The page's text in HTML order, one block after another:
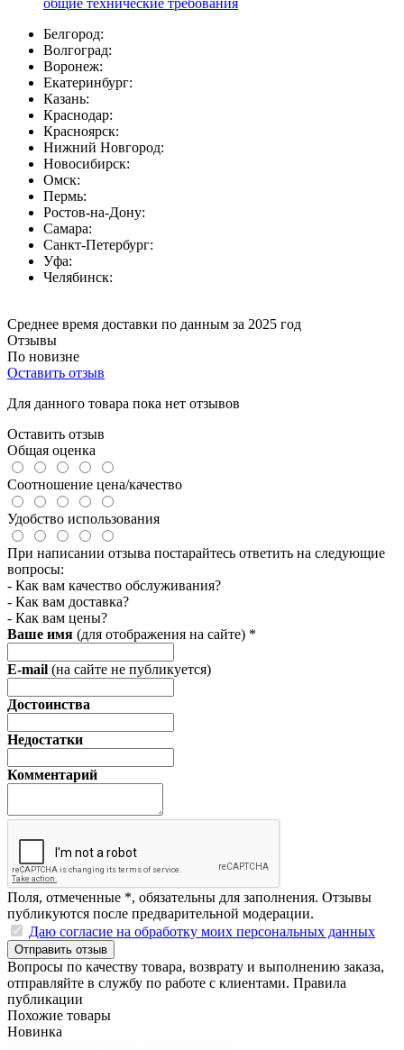
общие технические требования
Белгород:
Волгоград:
Воронеж:
Екатеринбург:
Казань:
Краснодар:
Красноярск:
Нижний Новгород:
Новосибирск:
Омск:
Пермь:
Ростов-на-Дону:
Самара:
Санкт-Петербург:
Уфа:
Челябинск:
Среднее время доставки по данным за 2025 год
Отзывы
По новизне
Оставить отзыв
Для данного товара пока нет отзывов
Оставить отзыв
Общая оценка
Соотношение цена/качество
Удобство использования
При написании отзыва постарайтесь ответить на следующие
вопросы:
- Как вам качество обслуживания?
- Как вам доставка?
- Как вам цены?
Ваше имя (для отображения на сайте) *
E-mail (на сайте не публикуется)
Достоинства
Недостатки
Комментарий
Поля, отмеченные *, обязательны для заполнения. Отзывы
публикуются после предварительной модерации.
Даю согласие на обработку моих персональных данных
Отправить отзыв
Вопросы по качеству товара, возврату и выполнению заказа,
отправляйте в службу по работе с клиентами. Правила
публикации
Похожие товары
Новинка